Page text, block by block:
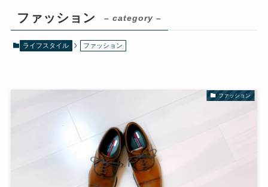
ファッション – category –
ライフスタイル ファッション
ファッション